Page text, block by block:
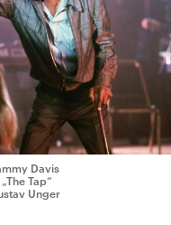
Davis
Tap“
Unger